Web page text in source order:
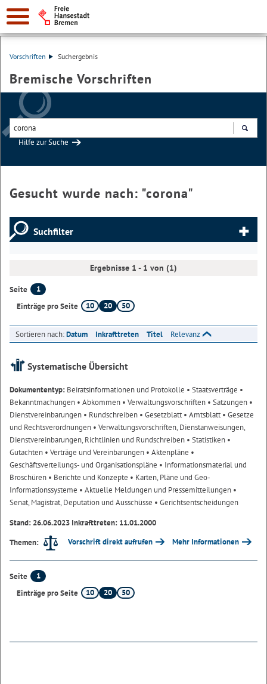
Vorschriften Suchergebnis
Bremische Vorschriften
Hilfe zur Suche
Gesucht wurde nach: "corona"
Suchfilter
Ergebnisse 1 - 1 von (1)
Seite
1
Einträge pro Seite
10 20 50
Sortieren nach:Datum Inkrafttreten Titel Relevanz
Systematische Übersicht
Dokumententyp: Beiratsinformationen und Protokolle • Staatsverträge •
Bekanntmachungen • Abkommen • Verwaltungsvorschriften • Satzungen •
Dienstvereinbarungen • Rundschreiben • Gesetzblatt• Amtsblatt• Gesetze
und Rechtsverordnungen • Verwaltungsvorschriften, Dienstanweisungen,
Dienstvereinbarungen, Richtlinien und Rundschreiben • Statistiken •
Gutachten • Verträge und Vereinbarungen • Aktenpläne •
Geschäftsverteilungs- und Organisationspläne • Informationsmaterial und
Broschüren • Berichte und Konzepte • Karten, Pläne und Geo-
Informationssysteme • Aktuelle Meldungen und Pressemitteilungen •
Senat, Magistrat, Deputation und Ausschüsse • Gerichtsentscheidungen
Stand: 26.06.2023 Inkrafttreten: 11.01.2000
Themen:
Vorschrift direkt aufrufen Mehr Informationen
Seite
1
Einträge pro Seite
10 20 50